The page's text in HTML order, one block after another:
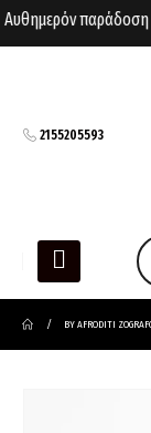
παράδοση σε
2155205593
BY AFRODITI